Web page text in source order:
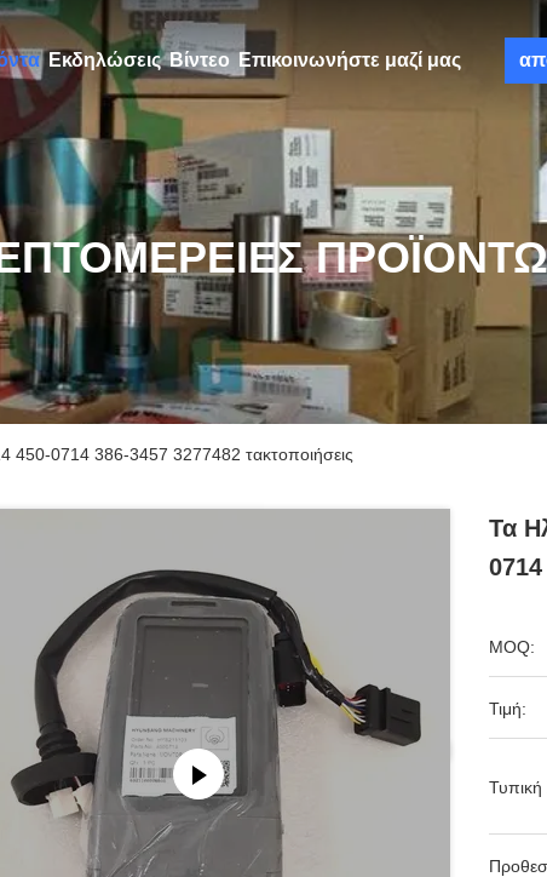
Εκδηλώσεις Βίντεο Επικοινωνήστε μαζί μας
450-0714 386-3457 3277482 τακτοποιήσεις
Τα
0714
MOQ:
Τιμή:
Τυπική